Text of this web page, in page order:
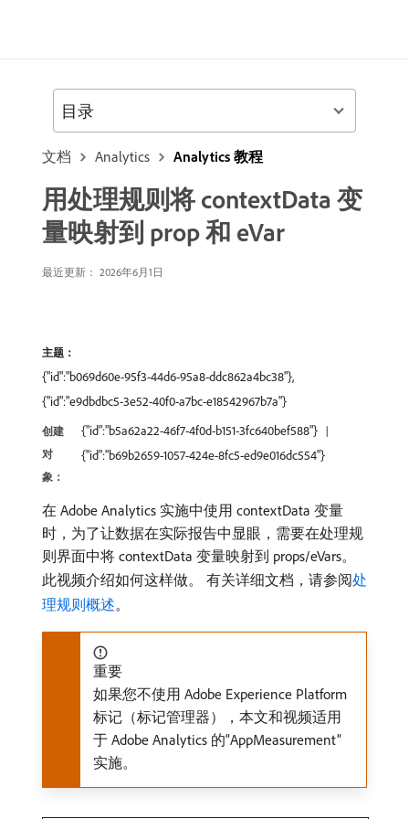
文档 Analytics Analytics 教程
用处理规则将 contextData 变
量映射到 prop 和 eVar
最近更新： 2026年6月1日
主题：
{"id":"b069d60e-95f3-44d6-95a8-ddc862a4bc38"},
{"id":"e9dbdbc5-3e52-40f0-a7bc-e18542967b7a"}
创建
对
象：
{"id":"b5a62a22-46f7-4f0d-b151-3fc640bef588"}
{"id":"b69b2659-1057-424e-8fc5-ed9e016dc554"}
在 Adobe Analytics 实施中使用 contextData 变量
时，为了让数据在实际报告中显眼，需要在处理规
则界面中将 contextData 变量映射到 props/eVars。
此视频介绍如何这样做。 有关详细文档，请参阅处
理规则概述。
重要
如果您不使用 Adobe Experience Platform
标记（标记管理器），本文和视频适用
于 Adobe Analytics 的“AppMeasurement”
实施。
目录